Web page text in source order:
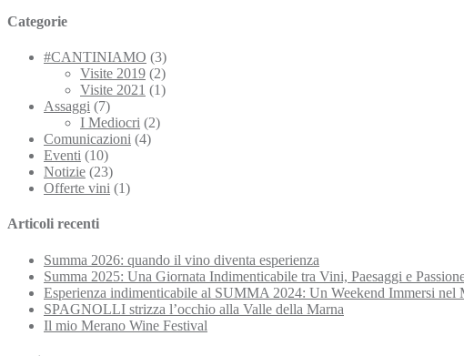
Categorie
#CANTINIAMO (3)
Visite 2019 (2)
Visite 2021 (1)
Assaggi (7)
I Mediocri (2)
Comunicazioni (4)
Eventi (10)
Notizie (23)
Offerte vini (1)
Articoli recenti
Summa 2026: quando il vino diventa esperienza
Summa 2025: Una Giornata Indimenticabile tra Vini, Paesaggi e
Esperienza indimenticabile al SUMMA 2024: Un Weekend Immersi nel
SPAGNOLLI strizza l’occhio alla Valle della Marna
Il mio Merano Wine Festival